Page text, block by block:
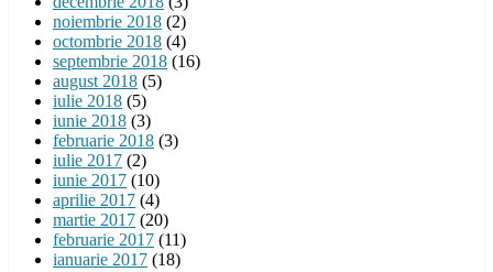
noiembrie 2018 (2)
octombrie 2018 (4)
septembrie 2018 (16)
august 2018 (5)
iulie 2018 (5)
iunie 2018 (3)
februarie 2018 (3)
iulie 2017 (2)
iunie 2017 (10)
aprilie 2017 (4)
martie 2017 (20)
februarie 2017 (11)
ianuarie 2017 (18)